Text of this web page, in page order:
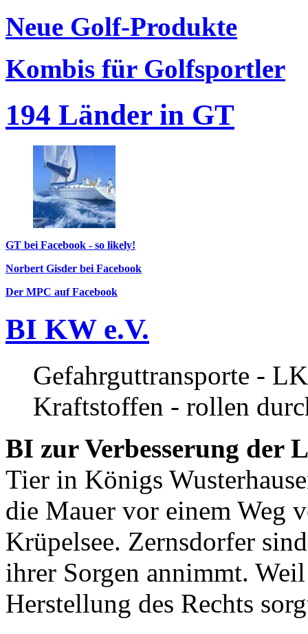
Neue Golf-Produkte
Kombis für Golfsportler
194 Länder in GT
GT bei Facebook - so likely!
Norbert Gisder bei Facebook
Der MPC auf Facebook
BI KW e.V.
Gefahrguttransporte -
Kraftstoffen - rollen
BI zur Verbesserung der
Tier in Königs
die Mauer vor einem Weg
Krüpelsee. Zernsdorfer
ihrer Sorgen annimmt.
Herstellung des Rechts